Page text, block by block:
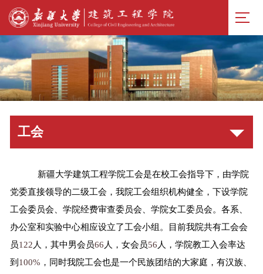
工会
新疆大学建筑工程学院工会是在校工会指导下，由学院
党委直接领导的二级工会，我院工会组织机构健全，下设学院
工会委员会、学院经费审查委员会、学院女工委员会。各系、
办公室和实验中心相应设立了工会小组。目前我院共有工会会
员122 人，其中男会员66 人，女会员56 人，学院教工入会率达
到 100% ，同时我院工会也是一个民族团结的大家庭，有汉族、